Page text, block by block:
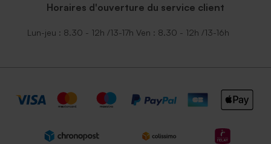
Horaires d'ouverture du service client
Lun-jeu : 8.30 - 12h /13-17h Ven : 8.30 - 12h /13-16h